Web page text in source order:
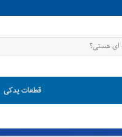
قطعات یدکی